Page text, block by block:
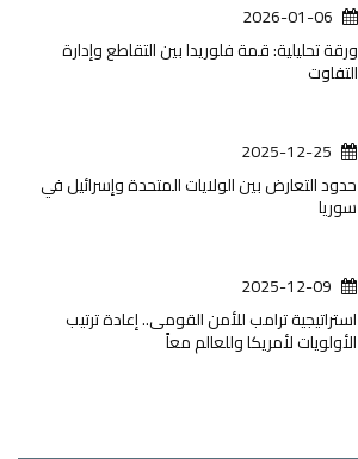
2026-01-06
ورقة تحليلية: قمة فلوريدا بين التقاطع وإدارة
التفاوت
2025-12-25
حدود التعارض بين الولايات المتحدة وإسرائيل في
سوريا
2025-12-09
استراتيجية ترامب للأمن القومى.. إعادة ترتيب
الأولويات لأمريكا وللعالم معاً